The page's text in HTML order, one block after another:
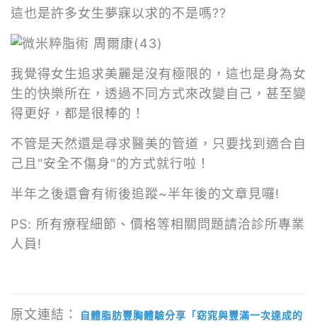
這也是許多女生夢寐以求的不是嗎??
我覺得女生追求美麗是沒有極限的，這也是身為女
生的快樂所在，透過不同方式來改變自己，甚至變
得更好，都是很棒的！
不管是天然還是尋求醫美的管道，只要找到適合自
己且"安全不傷身"的方式就行啦！
半年之後還會有術後追蹤~半年後的文章見囉!
PS: 所有療程細節、價格等相關問題請洽診所專業
人員!
原文連結：
自體脂肪豐胸體驗分享「窈窕與豐滿一次達成的